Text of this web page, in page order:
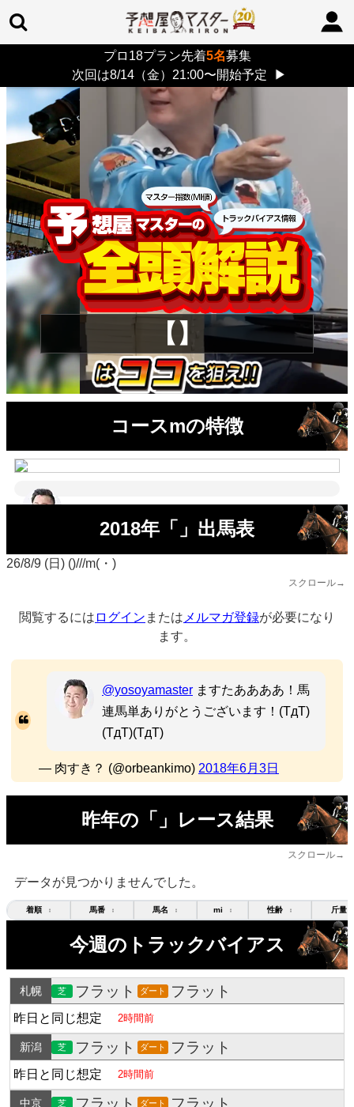
プロ18プラン先着5名募集
次回は8/14（金）21:00〜開始予定
▶
> 26/8/9 (日)
【】
コースmの特徴
2018年「」出馬表
26/8/9 (日) ()///m(・)
スクロール→
閲覧するには ログイン または メルマガ登録が必要になり
ます。
@yosoyamaster ますたああああ！馬
連馬単ありがとうございます！(TдT)
(TдT)(TдT)
— 肉すき？ (@orbeankimo) 2018年6月3日
昨年の「」レース結果
スクロール→
データが見つかりませんでした。
着順 ↕ 馬番 ↕ 馬名 ↕ mi ↕ 性齢 ↕ 斤量
今週のトラックバイアス
札幌 芝 フラット ダート フラット
昨日と同じ想定 2時間前
新潟 芝 フラット ダート フラット
昨日と同じ想定 2時間前
中京 芝 フラット ダート フラット